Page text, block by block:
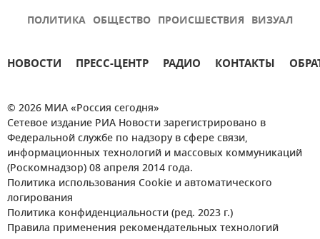
ПОЛИТИКА ОБЩЕСТВО ПРОИСШЕСТВИЯ ВИЗУАЛ
НОВОСТИ ПРЕСС-ЦЕНТР РАДИО КОНТАКТЫ
© 2026 МИА «Россия сегодня»
Сетевое издание РИА Новости зарегистрировано в
Федеральной службе по надзору в сфере связи,
информационных технологий и массовых коммуникаций
(Роскомнадзор) 08 апреля 2014 года.
Политика использования Cookie и автоматического
логирования
Политика конфиденциальности (ред. 2023 г.)
Правила применения рекомендательных технологий